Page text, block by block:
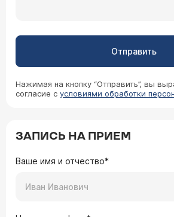
Отправить
Нажимая на кнопку “Отправить”, вы
согласие с условиями обработки
ЗАПИСЬ НА ПРИЕМ
Ваше имя и отчество*